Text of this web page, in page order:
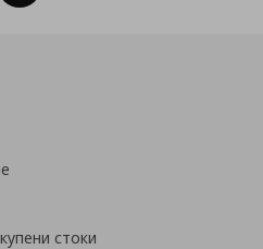
стоки